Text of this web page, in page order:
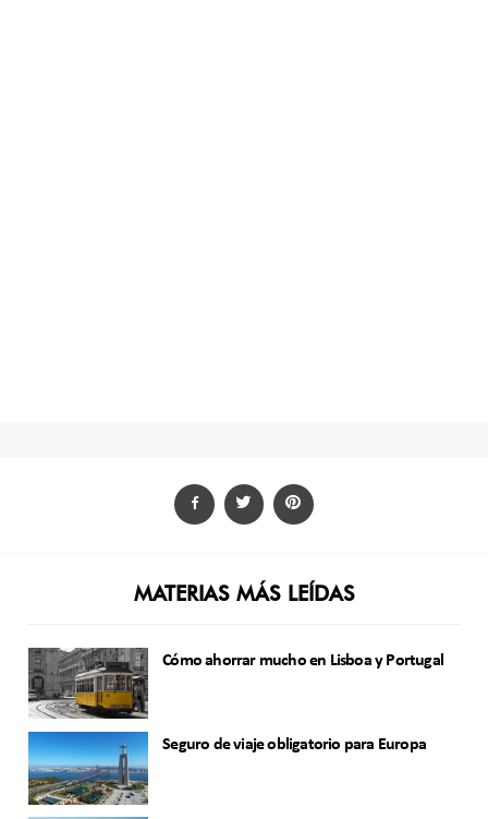
MATERIAS MÁS LEÍDAS
Cómo ahorrar mucho en Lisboa y Portugal
Seguro de viaje obligatorio para Europa